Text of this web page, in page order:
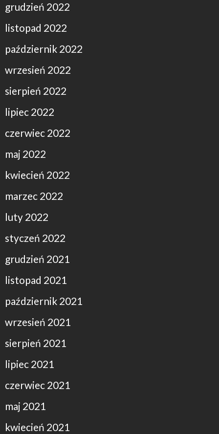
grudzień 2022
listopad 2022
październik 2022
wrzesień 2022
sierpień 2022
lipiec 2022
czerwiec 2022
maj 2022
kwiecień 2022
marzec 2022
luty 2022
styczeń 2022
grudzień 2021
listopad 2021
październik 2021
wrzesień 2021
sierpień 2021
lipiec 2021
czerwiec 2021
maj 2021
kwiecień 2021